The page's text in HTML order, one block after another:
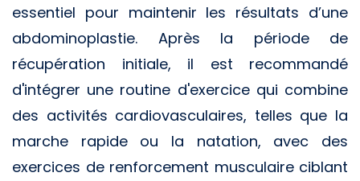
essentiel pour maintenir les résultats d’une
abdominoplastie. Après la période de
récupération initiale, il est recommandé
d'intégrer une routine d'exercice qui combine
des activités cardiovasculaires, telles que la
marche rapide ou la natation, avec des
exercices de renforcement musculaire ciblant